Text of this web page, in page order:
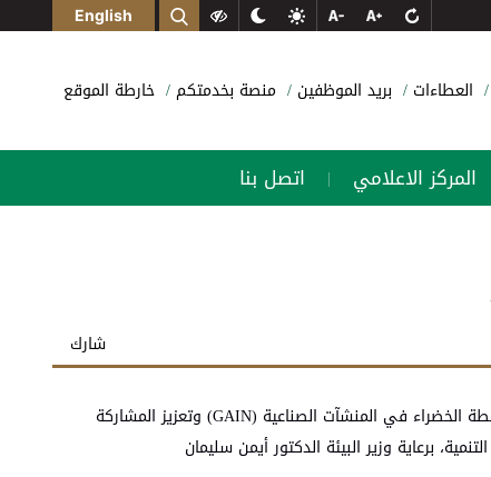
English
العطاءات بريد الموظفين منصة بخدمتكم خارطة الموقع
المركز الاعلامي | اتصل بنا
شارك
عمان 30 حزيران- اختُتمت اليوم الثلاثاء فعاليات مبادرة تعزيز فرص العمل الشاملة في القطاع الصناعي، والتي نُفذت من خلال مشروعي تعزيز الأنشطة الخضراء في المنشآت الصناعية (GAIN) وتعزيز المشاركة